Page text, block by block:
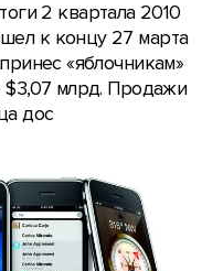
2 квартала 2010
к концу 27 марта
«яблочникам»
млрд. Продажи
дос